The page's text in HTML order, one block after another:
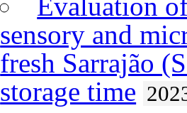
Evaluation
sensory and
fresh Sarrajão
storage time